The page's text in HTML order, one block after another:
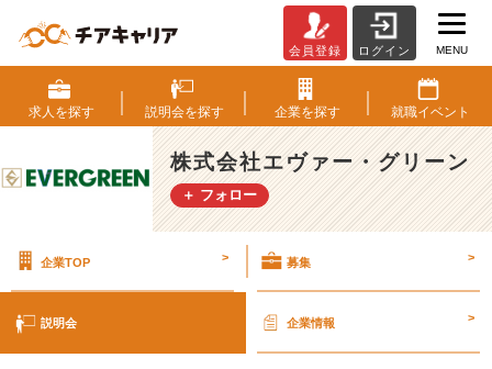
式
会
社
エ
ヴ
ァ
ー
説
会員登録 ログイン MENU
求人を探す 説明会を探す 企業を探す 就職イベント
株式会社エヴァー・グリーン
＋ フォロー
企業TOP > 募集 >
説明会 企業情報 >